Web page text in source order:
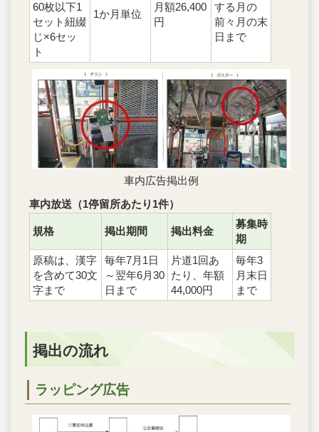
60枚以下1
セット紐綴
じ×6セッ
ト
1か月単位
月額26,400
円
する月の
前々月の末
日まで
車内広告掲出例
車内放送（1停留所あたり1件）
規格 掲出期間 掲出料金
募集時
期
原稿は、漢字
を含めて30文
字まで
毎年7月1日
～翌年6月30
日まで
片道1回あ
たり、年額
44,000円
毎年3
月末日
まで
掲出の流れ
ラッピング広告